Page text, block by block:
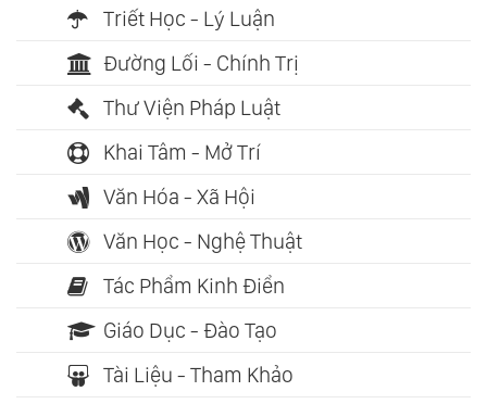
Triết Học - Lý Luận
Đường Lối - Chính Trị
Thư Viện Pháp Luật
Khai Tâm - Mở Trí
Văn Hóa - Xã Hội
Văn Học - Nghệ Thuật
Tác Phẩm Kinh Điển
Giáo Dục - Đào Tạo
Tài Liệu - Tham Khảo